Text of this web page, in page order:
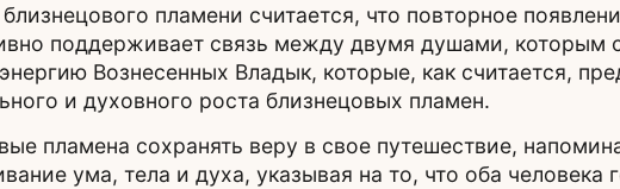
пламени считается, что повторное
поддерживает связь между двумя душами, которым
Вознесенных Владык, которые, как считается,
и духовного роста близнецовых пламен.
пламена сохранять веру в свое путешествие,
ума, тела и духа, указывая на то, что оба человека